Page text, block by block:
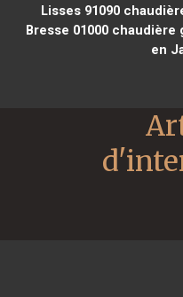
Lisses 91090
Bresse 01000chaudière
en